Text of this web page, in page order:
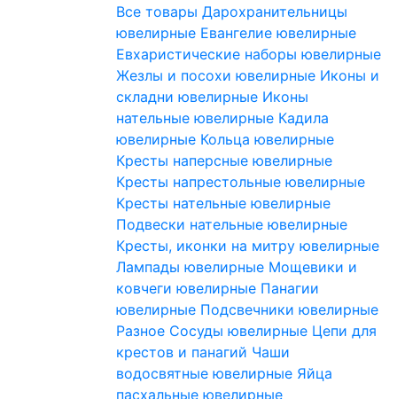
Все товары Дарохранительницы
ювелирные Евангелие ювелирные
Евхаристические наборы ювелирные
Жезлы и посохи ювелирные Иконы и
складни ювелирные Иконы
нательные ювелирные Кадила
ювелирные Кольца ювелирные
Кресты наперсные ювелирные
Кресты напрестольные ювелирные
Кресты нательные ювелирные
Подвески нательные ювелирные
Кресты, иконки на митру ювелирные
Лампады ювелирные Мощевики и
ковчеги ювелирные Панагии
ювелирные Подсвечники ювелирные
Разное Сосуды ювелирные Цепи для
крестов и панагий Чаши
водосвятные ювелирные Яйца
пасхальные ювелирные